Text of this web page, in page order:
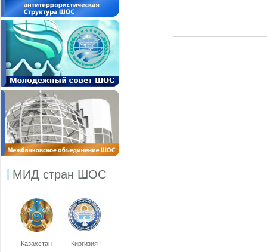
МИД стран ШОС
Казахстан Киргизия